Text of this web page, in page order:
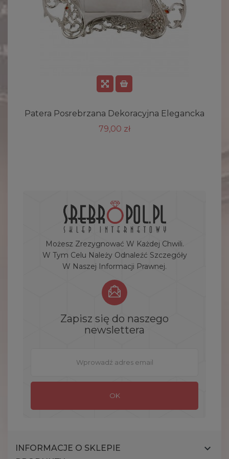
Patera Posrebrzana Dekoracyjna Elegancka
79,00 zł
Możesz Zrezygnować W Każdej Chwili.
W Tym Celu Należy Odnaleźć Szczegóły
W Naszej Informacji Prawnej.
Zapisz się do naszego
newslettera
INFORMACJE O SKLEPIE 